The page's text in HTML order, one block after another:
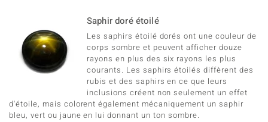
Saphir doré étoilé
Les saphirs étoilé dorés ont une couleur de
corps sombre et peuvent afficher douze
rayons en plus des six rayons les plus
courants. Les saphirs étoilés diffèrent des
rubis et des saphirs en ce que leurs
inclusions créent non seulement un effet
d'étoile, mais colorent également mécaniquement un saphir
bleu, vert ou jaune en lui donnant un ton sombre.